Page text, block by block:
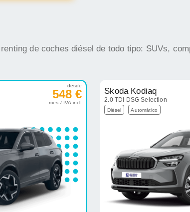
de coches diésel de todo tipo: SUVs,
desde
548 €
mes / IVA incl.
Skoda Kodiaq
2.0 TDI DSG Selection
Diésel Automático